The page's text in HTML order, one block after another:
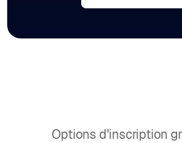
Options d'inscription